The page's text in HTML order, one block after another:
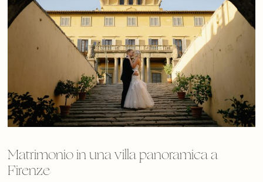
Matrimonio in una villa panoramica a
Firenze